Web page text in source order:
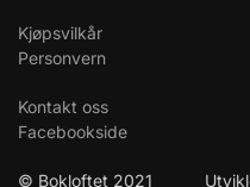
Kjøpsvilkår
Personvern
Kontakt oss
Facebookside
© Bokloftet 2021